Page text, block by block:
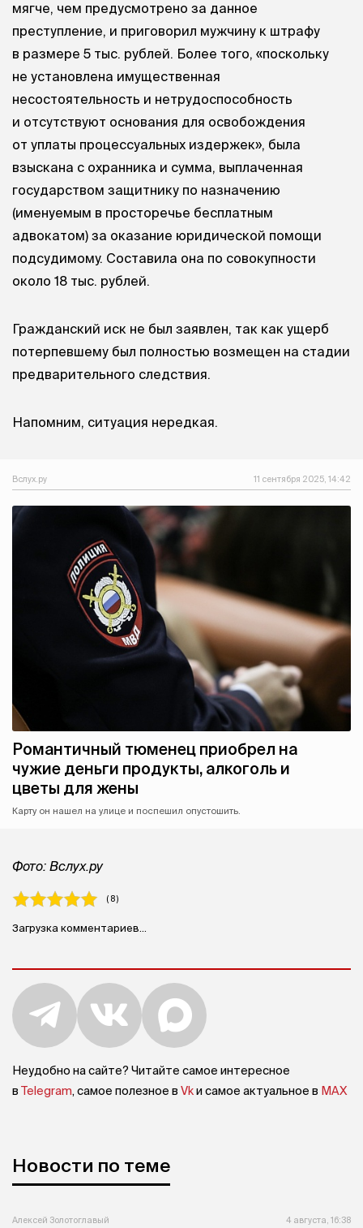
мягче, чем предусмотрено за данное
преступление, и приговорил мужчину к штрафу
в размере 5 тыс. рублей. Более того, «поскольку
не установлена имущественная
несостоятельность и нетрудоспособность
и отсутствуют основания для освобождения
от уплаты процессуальных издержек», была
взыскана с охранника и сумма, выплаченная
государством защитнику по назначению
(именуемым в просторечье бесплатным
адвокатом) за оказание юридической помощи
подсудимому. Составила она по совокупности
около 18 тыс. рублей.
Гражданский иск не был заявлен, так как ущерб
потерпевшему был полностью возмещен на стадии
предварительного следствия.
Напомним, ситуация нередкая.
Вслух.ру 11 сентября 2025, 14:42
Романтичный тюменец приобрел на
чужие деньги продукты, алкоголь и
цветы для жены
Карту он нашел на улице и поспешил опустошить.
Фото: Вслух.ру
( 8 )
Загрузка комментариев...
Неудобно на сайте? Читайте самое интересное
в Telegram, самое полезное в Vkи самое актуальное в MAX
Новости по теме
Алексей Золотоглавый 4 августа, 16:38